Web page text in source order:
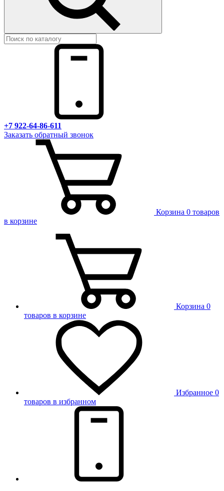
+7 922-64-86-611
Заказать обратный звонок
Корзина 0 товаров
в корзине
Корзина 0
товаров в корзине
Избранное 0
товаров в избранном